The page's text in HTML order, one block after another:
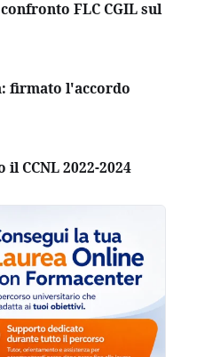
FLC CGIL sul
firmato l'accordo
CCNL 2022-2024